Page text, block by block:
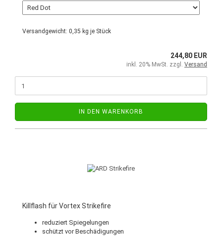
Versandgewicht: 0,35 kg je Stück
244,80 EUR
inkl. 20% MwSt. zzgl. Versand
IN DEN WARENKORB
Killflash für Vortex Strikefire
reduziert Spiegelungen
schützt vor Beschädigungen